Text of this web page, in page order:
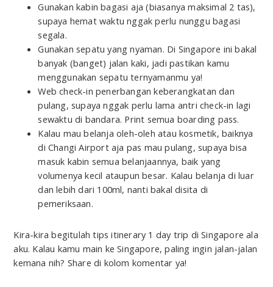
Gunakan kabin bagasi aja (biasanya maksimal 2 tas),
supaya hemat waktu nggak perlu nunggu bagasi
segala.
Gunakan sepatu yang nyaman. Di Singapore ini bakal
banyak (banget) jalan kaki, jadi pastikan kamu
menggunakan sepatu ternyamanmu ya!
Web check-in penerbangan keberangkatan dan
pulang, supaya nggak perlu lama antri check-in lagi
sewaktu di bandara. Print semua boarding pass.
Kalau mau belanja oleh-oleh atau kosmetik, baiknya
di Changi Airport aja pas mau pulang, supaya bisa
masuk kabin semua belanjaannya, baik yang
volumenya kecil ataupun besar. Kalau belanja di luar
dan lebih dari 100ml, nanti bakal disita di
pemeriksaan.
Kira-kira begitulah tips itinerary 1 day trip di Singapore ala
aku. Kalau kamu main ke Singapore, paling ingin jalan-jalan
kemana nih? Share di kolom komentar ya!